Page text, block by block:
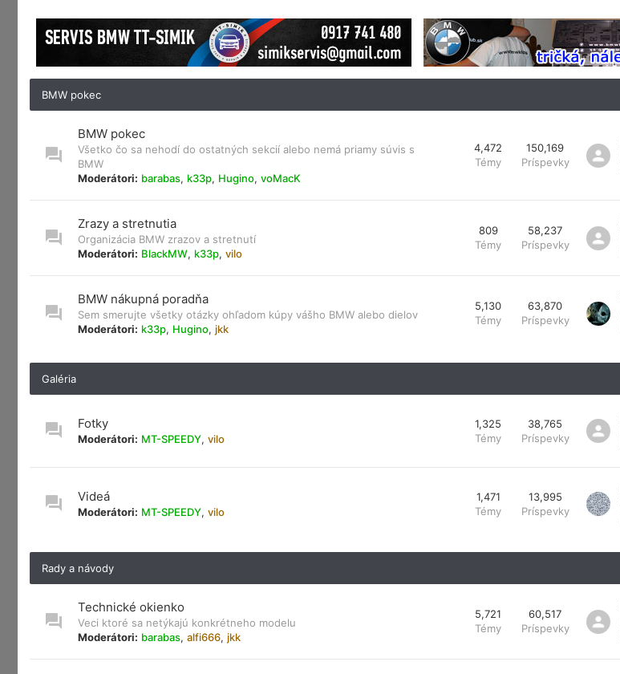
BMW pokec
BMW pokec
Všetko čo sa nehodí do ostatných sekcií alebo nemá priamy súvis s
BMW
Moderátori: barabas, k33p, Hugino, voMacK
4,472
Témy
150,169
Príspevky
Zrazy a stretnutia
Organizácia BMW zrazov a stretnutí
Moderátori: BlackMW, k33p, vilo
809
Témy
58,237
Príspevky
BMW nákupná poradňa
Sem smerujte všetky otázky ohľadom kúpy vášho BMW alebo dielov
Moderátori: k33p, Hugino, jkk
5,130
Témy
63,870
Príspevky
Galéria
Fotky
Moderátori: MT-SPEEDY, vilo
1,325
Témy
38,765
Príspevky
Videá
Moderátori: MT-SPEEDY, vilo
1,471
Témy
13,995
Príspevky
Rady a návody
Technické okienko
Veci ktoré sa netýkajú konkrétneho modelu
Moderátori: barabas, alfi666, jkk
5,721
Témy
60,517
Príspevky